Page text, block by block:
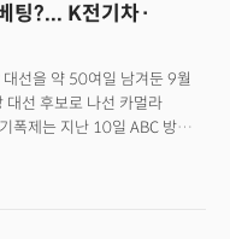
팅?... K전기차·
선을 약 50여일 남겨둔 9월
선 후보로 나선 카멀라
이 후보에서 자진 사퇴한